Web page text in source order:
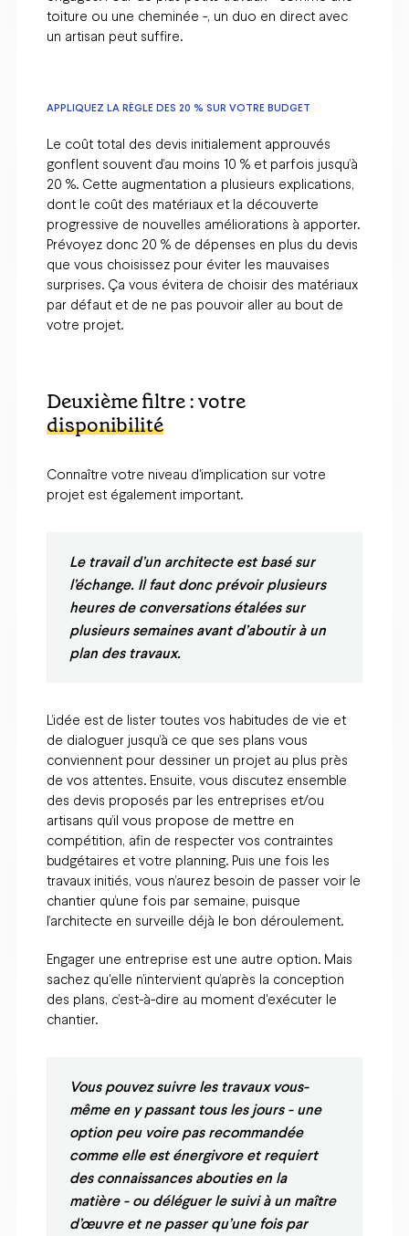
toiture ou une cheminée -, un duo en direct avec
un artisan peut suffire.
APPLIQUEZ LA RÈGLE DES 20 % SUR VOTRE BUDGET
Le coût total des devis initialement approuvés
gonflent souvent d’au moins 10 % et parfois jusqu’à
20 %. Cette augmentation a plusieurs explications,
dont le coût des matériaux et la découverte
progressive de nouvelles améliorations à apporter.
Prévoyez donc 20 % de dépenses en plus du devis
que vous choisissez pour éviter les mauvaises
surprises. Ça vous évitera de choisir des matériaux
par défaut et de ne pas pouvoir aller au bout de
votre projet.
Deuxième filtre : votre
disponibilité
Connaître votre niveau d'implication sur votre
projet est également important.
Le travail d’un architecte est basé sur
l’échange. Il faut donc prévoir plusieurs
heures de conversations étalées sur
plusieurs semaines avant d’aboutir à un
plan des travaux.
L’idée est de lister toutes vos habitudes de vie et
de dialoguer jusqu’à ce que ses plans vous
conviennent pour dessiner un projet au plus près
de vos attentes. Ensuite, vous discutez ensemble
des devis proposés par les entreprises et/ou
artisans qu’il vous propose de mettre en
compétition, afin de respecter vos contraintes
budgétaires et votre planning. Puis une fois les
travaux initiés, vous n’aurez besoin de passer voir le
chantier qu’une fois par semaine, puisque
l’architecte en surveille déjà le bon déroulement.
Engager une entreprise est une autre option. Mais
sachez qu'elle n’intervient qu’après la conception
des plans, c’est-à-dire au moment d'exécuter le
chantier.
Vous pouvez suivre les travaux vous-
même en y passant tous les jours - une
option peu voire pas recommandée
comme elle est énergivore et requiert
des connaissances abouties en la
matière - ou déléguer le suivi à un maître
d’œuvre et ne passer qu’une fois par